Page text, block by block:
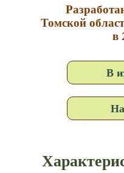
Томской
в
В